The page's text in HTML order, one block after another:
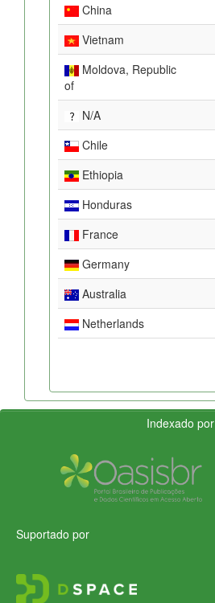
China
Vietnam
Moldova, Republic
of
N/A
Chile
Ethiopia
Honduras
France
Germany
Australia
Netherlands
Indexado por
Suportado por